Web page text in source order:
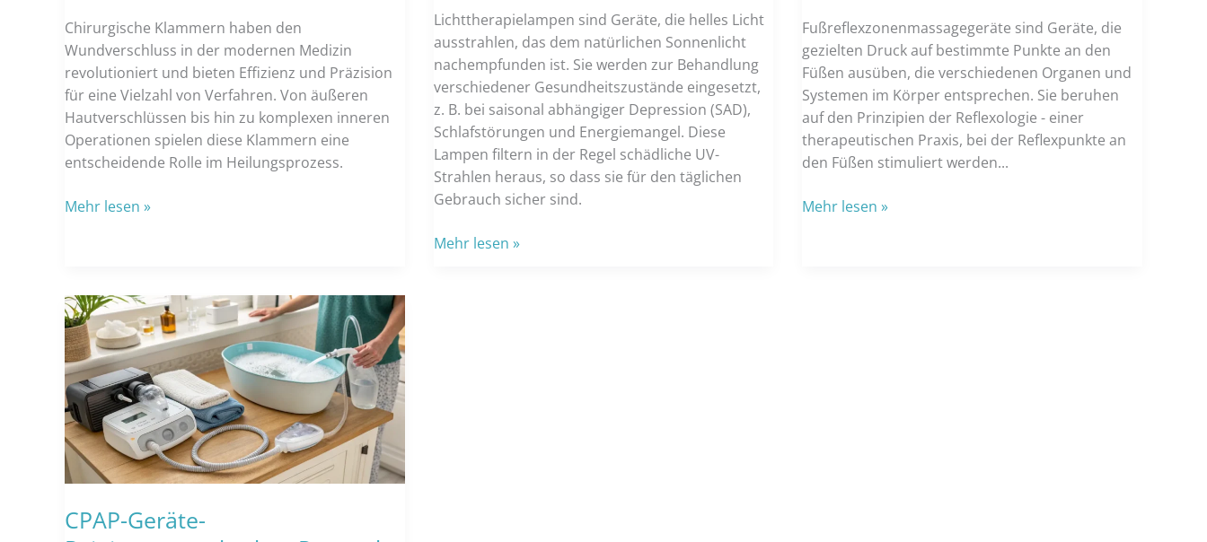
Chirurgische Klammern haben den
Wundverschluss in der modernen Medizin
revolutioniert und bieten Effizienz und Präzision
für eine Vielzahl von Verfahren. Von äußeren
Hautverschlüssen bis hin zu komplexen inneren
Operationen spielen diese Klammern eine
entscheidende Rolle im Heilungsprozess.
Der
chirurgische
Klammern:
Vorteile,
Verwendung
und
Tipps
zum
Entfernen
Mehr lesen »
Lichttherapielampen sind Geräte, die helles Licht
ausstrahlen, das dem natürlichen Sonnenlicht
nachempfunden ist. Sie werden zur Behandlung
verschiedener Gesundheitszustände eingesetzt,
z. B. bei saisonal abhängiger Depression (SAD),
Schlafstörungen und Energiemangel. Diese
Lampen filtern in der Regel schädliche UV-
Strahlen heraus, so dass sie für den täglichen
Gebrauch sicher sind.
Die
Mehr lesen »
Fußreflexzonenmassagegeräte sind Geräte, die
gezielten Druck auf bestimmte Punkte an den
Füßen ausüben, die verschiedenen Organen und
Systemen im Körper entsprechen. Sie beruhen
auf den Prinzipien der Reflexologie - einer
therapeutischen Praxis, bei der Reflexpunkte an
den Füßen stimuliert werden...
Die
Mehr lesen »
CPAP-Geräte-